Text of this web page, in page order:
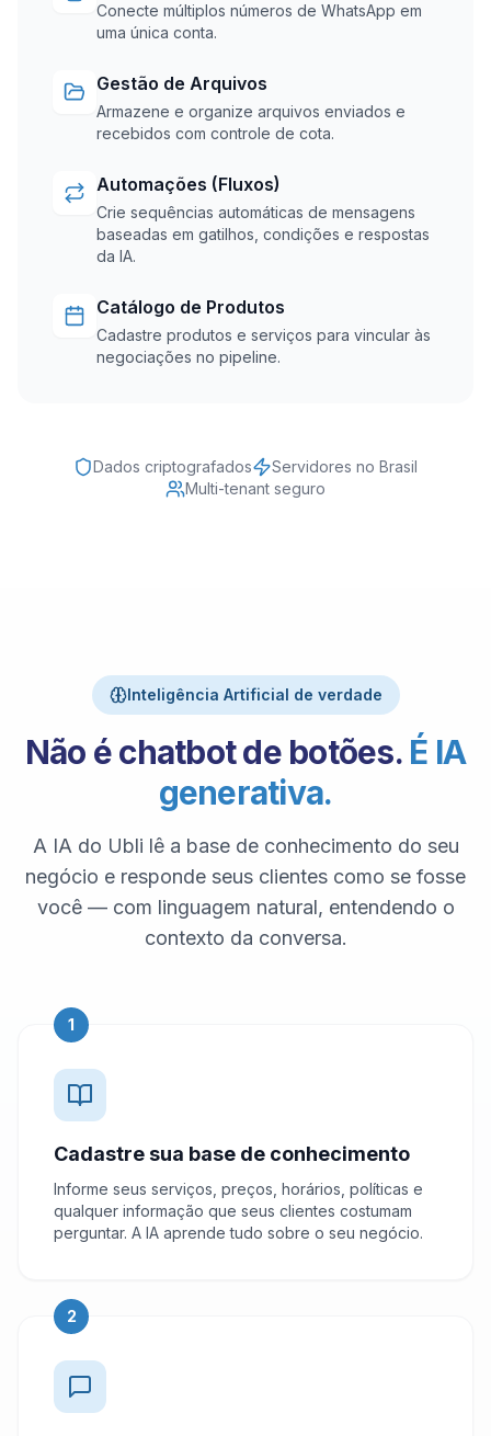
Conecte múltiplos números de WhatsApp em
uma única conta.
Gestão de Arquivos
Armazene e organize arquivos enviados e
recebidos com controle de cota.
Automações (Fluxos)
Crie sequências automáticas de mensagens
baseadas em gatilhos, condições e respostas
da IA.
Catálogo de Produtos
Cadastre produtos e serviços para vincular às
negociações no pipeline.
Dados criptografados
Servidores no Brasil
Multi-tenant seguro
Inteligência Artificial de verdade
Não é chatbot de botões. É IA
generativa.
A IA do Ubli lê a base de conhecimento do seu
negócio e responde seus clientes como se fosse
você — com linguagem natural, entendendo o
contexto da conversa.
1
Cadastre sua base de conhecimento
Informe seus serviços, preços, horários, políticas e
qualquer informação que seus clientes costumam
perguntar. A IA aprende tudo sobre o seu negócio.
2